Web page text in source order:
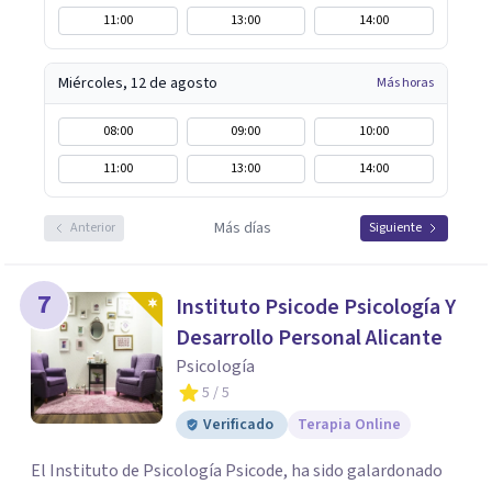
11:00
13:00 14:00
Miércoles, 12 de agosto Más horas
08:00 09:00
10:00
11:00
13:00 14:00
Anterior Más días Siguiente
7
Instituto Psicode Psicología Y
Desarrollo Personal Alicante
Psicología
5 / 5
Verificado
Terapia Online
El Instituto de Psicología Psicode, ha sido galardonado